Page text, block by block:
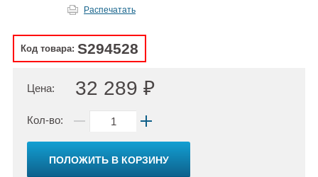
Распечатать
Код товара: S294528
Цена: 32 289 ₽
Кол-во:
ПОЛОЖИТЬ В КОРЗИНУ